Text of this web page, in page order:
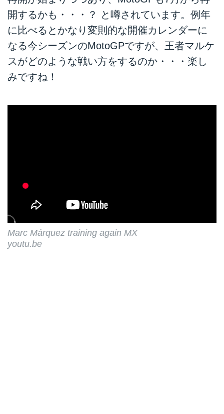
開するかも・・・？ と噂されています。例年
に比べるとかなり変則的な開催カレンダーに
なる今シーズンのMotoGPですが、王者マルケ
スがどのような戦い方をするのか・・・楽し
みですね！
Marc Márquez training again MX
youtu.be